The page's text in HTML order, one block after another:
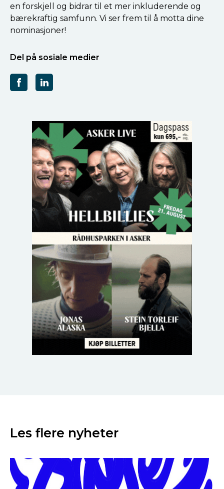
en forskjell og bidrar til et mer inkluderende og
bærekraftig samfunn. Vi ser frem til å motta dine
nominasjoner!
Del på sosiale medier
Les flere nyheter